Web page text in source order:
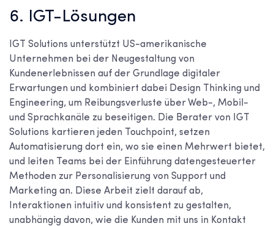
6. IGT-Lösungen
IGT Solutions unterstützt US-amerikanische
Unternehmen bei der Neugestaltung von
Kundenerlebnissen auf der Grundlage digitaler
Erwartungen und kombiniert dabei Design Thinking und
Engineering, um Reibungsverluste über Web-, Mobil-
und Sprachkanäle zu beseitigen. Die Berater von IGT
Solutions kartieren jeden Touchpoint, setzen
Automatisierung dort ein, wo sie einen Mehrwert bietet,
und leiten Teams bei der Einführung datengesteuerter
Methoden zur Personalisierung von Support und
Marketing an. Diese Arbeit zielt darauf ab,
Interaktionen intuitiv und konsistent zu gestalten,
unabhängig davon, wie die Kunden mit uns in Kontakt